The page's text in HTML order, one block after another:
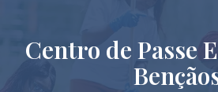
Centro de Passe